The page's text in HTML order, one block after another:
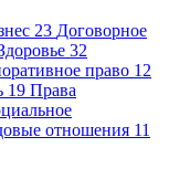
23 Договорное
32
право 12
19 Права
отношения 11